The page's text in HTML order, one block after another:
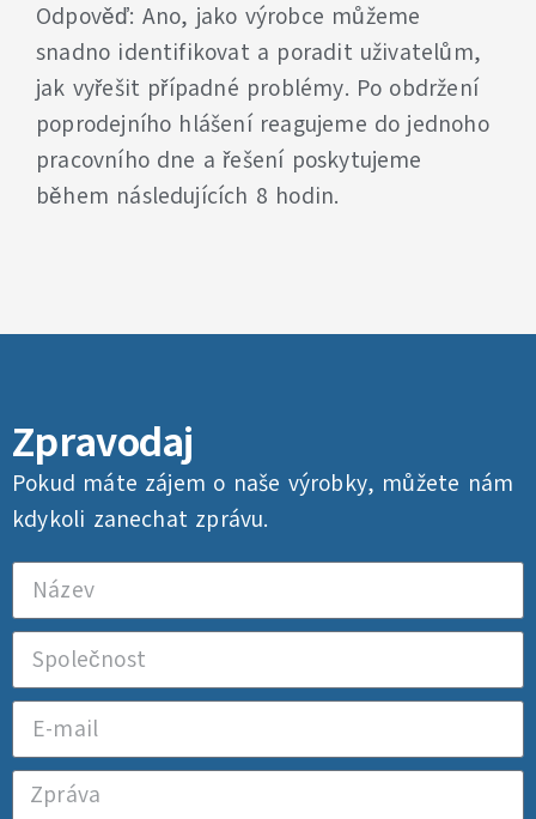
Odpověď: Ano, jako výrobce můžeme
snadno identifikovat a poradit uživatelům,
jak vyřešit případné problémy. Po obdržení
poprodejního hlášení reagujeme do jednoho
pracovního dne a řešení poskytujeme
během následujících 8 hodin.
Zpravodaj
Pokud máte zájem o naše výrobky, můžete nám
kdykoli zanechat zprávu.